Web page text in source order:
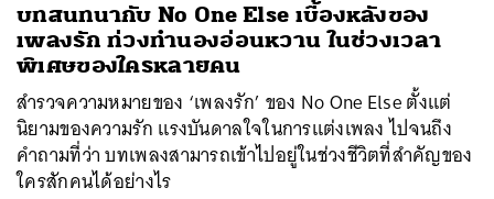
บทสนทนากับ No One Else เบื้องหลังของ
เพลงรัก ท่วงทำนองอ่อนหวาน ในช่วงเวลา
พิเศษของใครหลายคน
สำรวจความหมายของ ‘เพลงรัก’ ของ No One Else ตั้งแต่
นิยามของความรัก แรงบันดาลใจในการแต่งเพลง ไปจนถึง
คำถามที่ว่า บทเพลงสามารถเข้าไปอยู่ในช่วงชีวิตที่สำคัญของ
ใครสักคนได้อย่างไร
ค้นหา
SHARE TWEET